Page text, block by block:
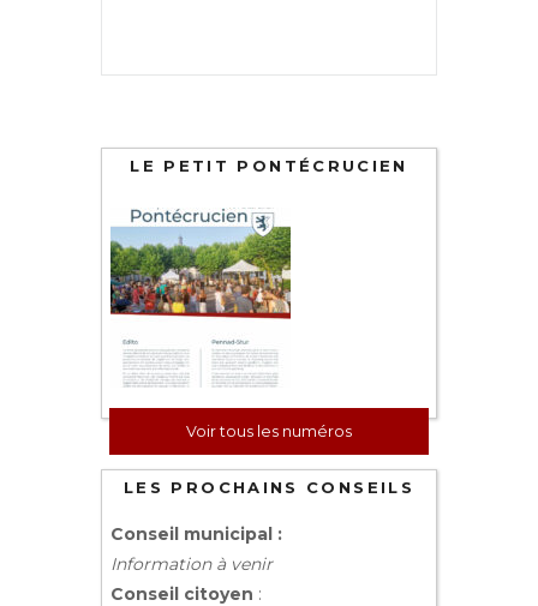
LE PETIT PONTÉCRUCIEN
Voir tous les numéros
LES PROCHAINS CONSEILS
Conseil municipal :
Information à venir
Conseil citoyen :